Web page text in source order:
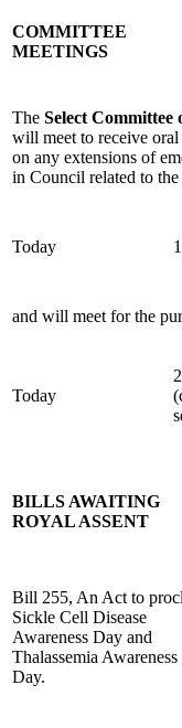
COMMITTEE
MEETINGS
The Select Committee
will meet to receive
on any extensions of
in Council related to
Today
and will meet for the
Today
BILLS AWAITING
ROYAL ASSENT
Bill 255, An Act to
Sickle Cell Disease
Awareness Day and
Thalassemia Awareness
Day.